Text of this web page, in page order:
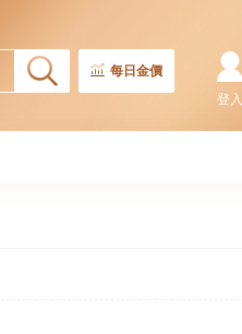
每日金價
登入